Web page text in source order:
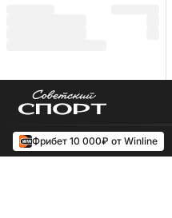
Фрибет 10 000₽ от Winline